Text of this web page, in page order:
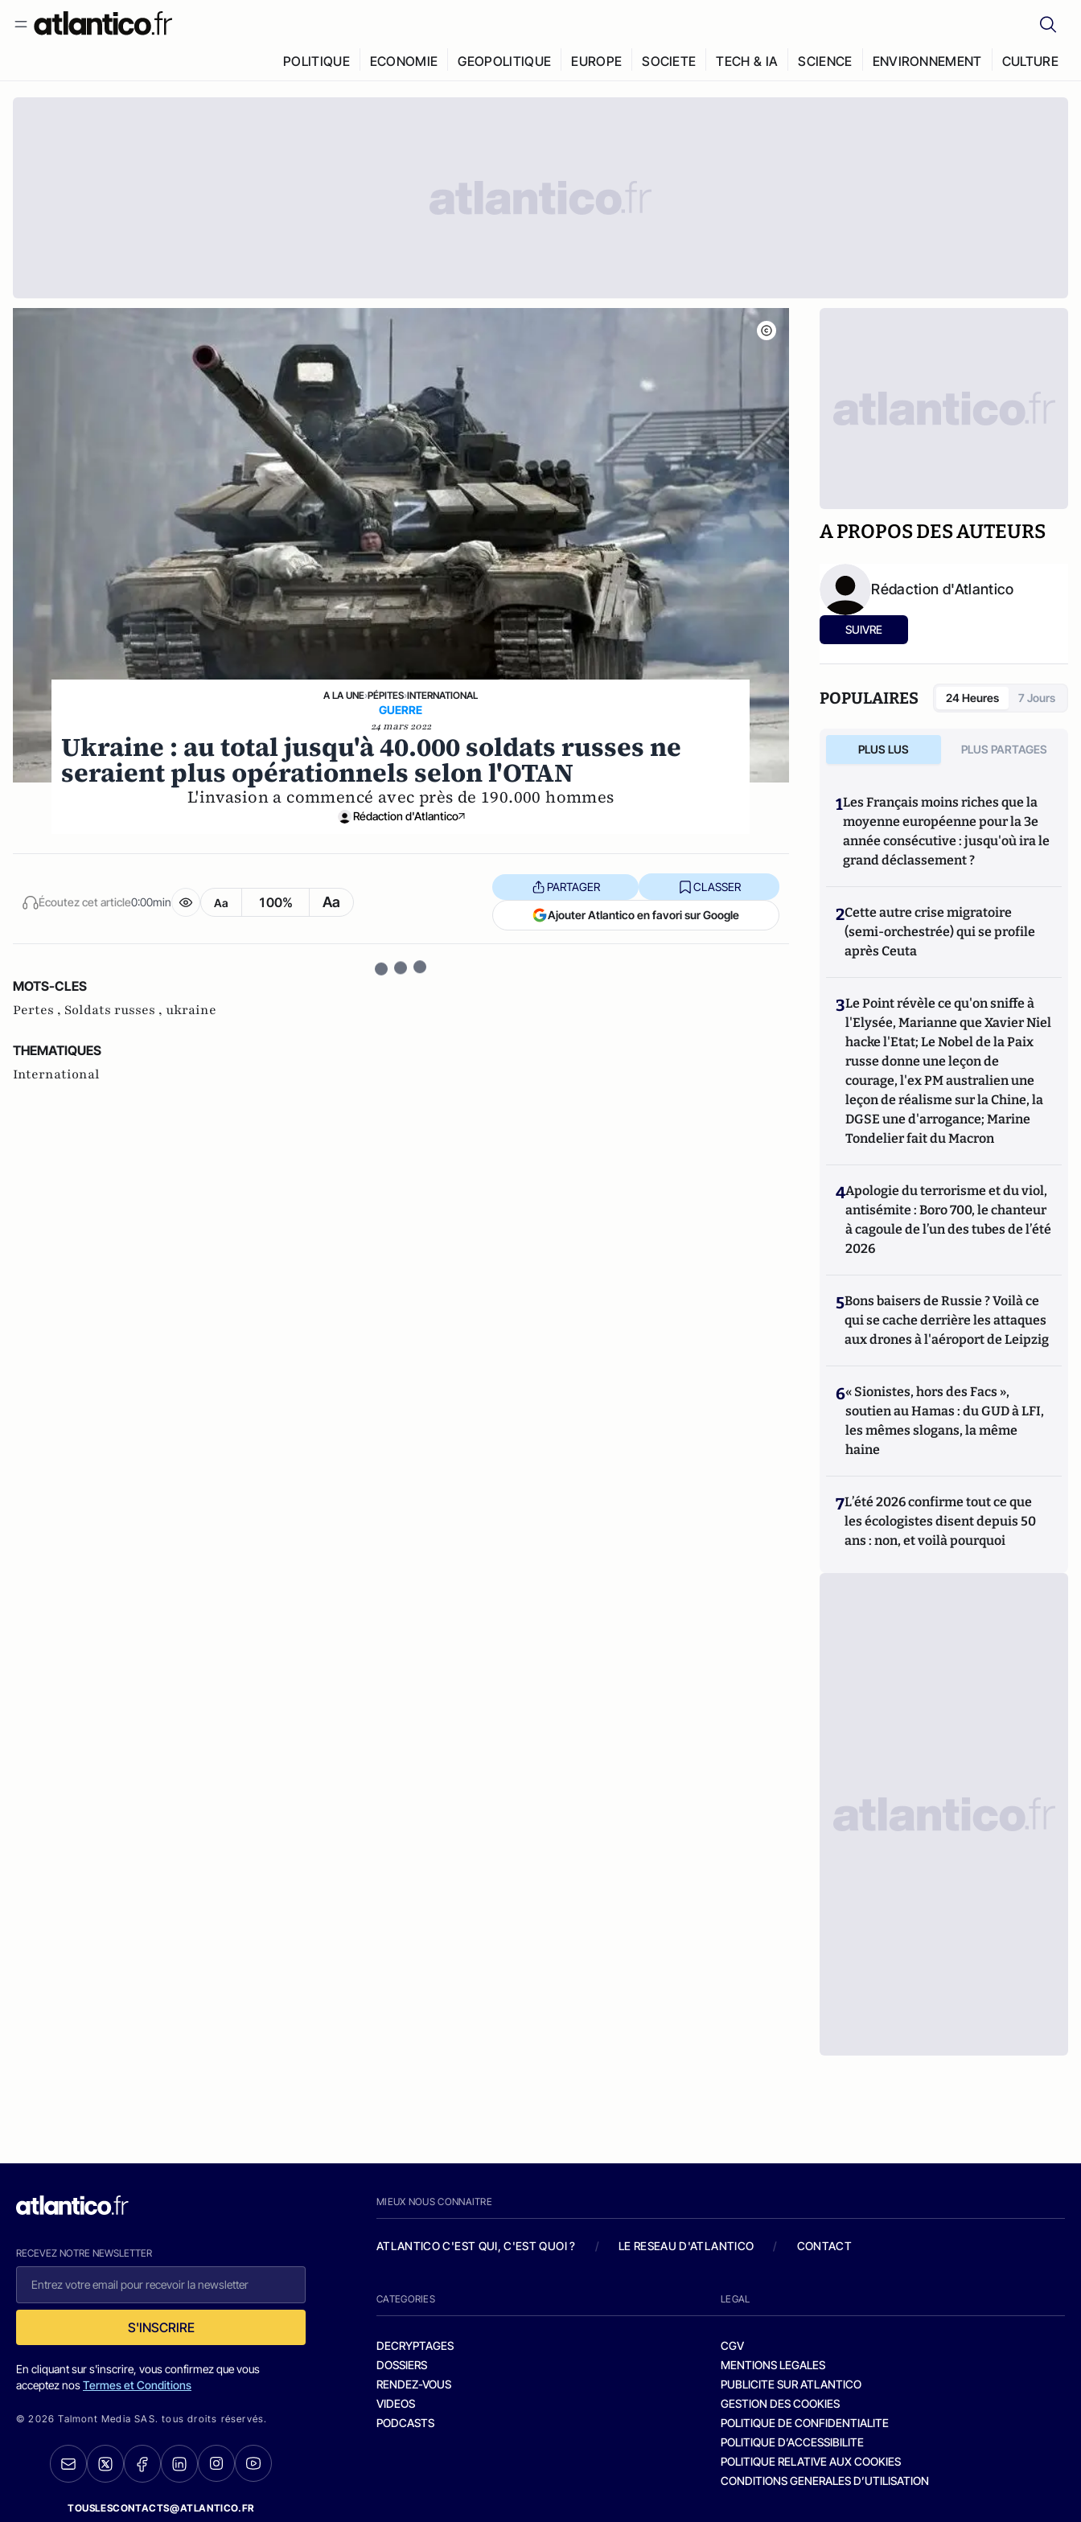
POLITIQUE ECONOMIE GEOPOLITIQUE EUROPE SOCIETE TECH & IA SCIENCE ENVIRONNEMENT CULTURE
A LA UNE›PÉPITES›INTERNATIONAL
GUERRE
24 mars 2022
Ukraine : au total jusqu'à 40.000 soldats russes ne
seraient plus opérationnels selon l'OTAN
L'invasion a commencé avec près de 190.000 hommes
Rédaction d'Atlantico
Écoutez cet article0:00min Aa 100% Aa
PARTAGER CLASSER
Ajouter Atlantico en favori sur Google
MOTS-CLES
Pertes , Soldats russes , ukraine
THEMATIQUES
International
A PROPOS DES AUTEURS
Rédaction d'Atlantico
SUIVRE
POPULAIRES 24 Heures 7 Jours
PLUS LUS PLUS PARTAGES
1Les Français moins riches que la
moyenne européenne pour la 3e
année consécutive : jusqu'où ira le
grand déclassement ?
2Cette autre crise migratoire
(semi-orchestrée) qui se profile
après Ceuta
3Le Point révèle ce qu'on sniffe à
l'Elysée, Marianne que Xavier Niel
hacke l'Etat; Le Nobel de la Paix
russe donne une leçon de
courage, l'ex PM australien une
leçon de réalisme sur la Chine, la
DGSE une d'arrogance; Marine
Tondelier fait du Macron
4Apologie du terrorisme et du viol,
antisémite : Boro 700, le chanteur
à cagoule de l’un des tubes de l’été
2026
5Bons baisers de Russie ? Voilà ce
qui se cache derrière les attaques
aux drones à l'aéroport de Leipzig
6« Sionistes, hors des Facs »,
soutien au Hamas : du GUD à LFI,
les mêmes slogans, la même
haine
7L’été 2026 confirme tout ce que
les écologistes disent depuis 50
ans : non, et voilà pourquoi
RECEVEZ NOTRE NEWSLETTER
S'INSCRIRE
En cliquant sur s'inscrire, vous confirmez que vous
acceptez nosTermes et Conditions
© 2026 Talmont Media SAS. tous droits réservés.
TOUSLESCONTACTS@ATLANTICO.FR
MIEUX NOUS CONNAITRE
ATLANTICO C'EST QUI, C'EST QUOI ? / LE RESEAU D'ATLANTICO / CONTACT
CATEGORIES
DECRYPTAGES
DOSSIERS
RENDEZ-VOUS
VIDEOS
PODCASTS
LEGAL
CGV
MENTIONS LEGALES
PUBLICITE SUR ATLANTICO
GESTION DES COOKIES
POLITIQUE DE CONFIDENTIALITE
POLITIQUE D’ACCESSIBILITE
POLITIQUE RELATIVE AUX COOKIES
CONDITIONS GENERALES D’UTILISATION